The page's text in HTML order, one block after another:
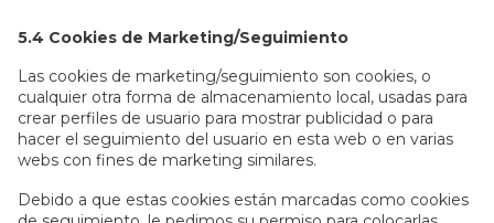
5.4 Cookies de Marketing/Seguimiento
Las cookies de marketing/seguimiento son cookies, o
cualquier otra forma de almacenamiento local, usadas para
crear perfiles de usuario para mostrar publicidad o para
hacer el seguimiento del usuario en esta web o en varias
webs con fines de marketing similares.
Debido a que estas cookies están marcadas como cookies